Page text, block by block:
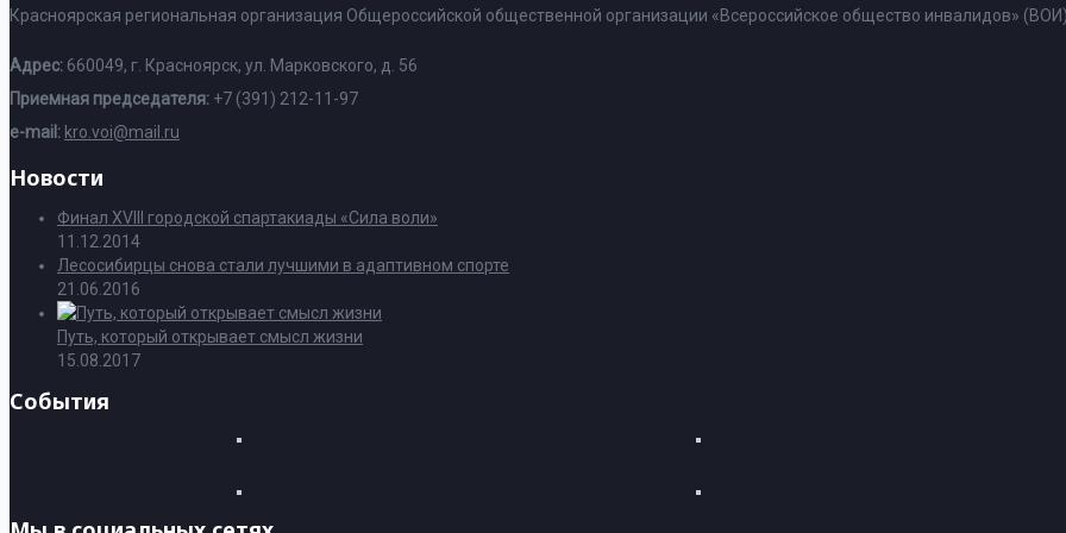
Красноярская региональная организация Общероссийской общественной организации «Всероссийское общество инвалидов»
Адрес: 660049, г. Красноярск, ул. Марковского, д. 56
Приемная председателя: +7 (391) 212-11-97
e-mail: kro.voi@mail.ru
Новости
Финал XVIII городской спартакиады «Сила воли»
11.12.2014
Лесосибирцы снова стали лучшими в адаптивном спорте
21.06.2016
Путь, который открывает смысл жизни
15.08.2017
События